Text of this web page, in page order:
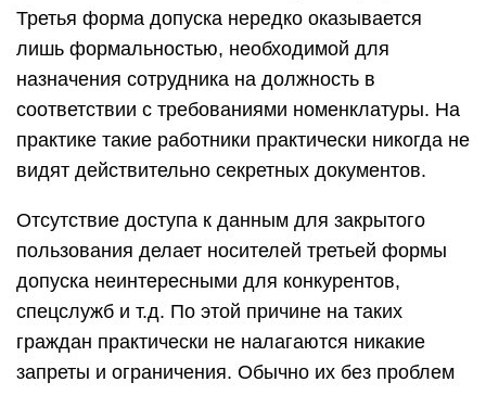
Третья форма допуска нередко оказывается
лишь формальностью, необходимой для
назначения сотрудника на должность в
соответствии с требованиями номенклатуры. На
практике такие работники практически никогда не
видят действительно секретных документов.
Отсутствие доступа к данным для закрытого
пользования делает носителей третьей формы
допуска неинтересными для конкурентов,
спецслужб и т.д. По этой причине на таких
граждан практически не налагаются никакие
запреты и ограничения. Обычно их без проблем